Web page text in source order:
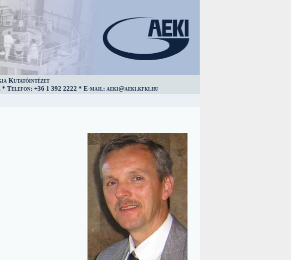
Kutatóintézet
* Telefon: +36 1 392 2222 * E-mail: aeki@aeki.kfki.hu